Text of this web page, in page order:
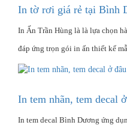
In tờ rơi giá rẻ tại Bình
In Ấn Trần Hùng là là lựa chọn
đáp ứng trọn gói in ấn thiết kế
In tem nhãn, tem decal
In tem decal Bình Dương ứng